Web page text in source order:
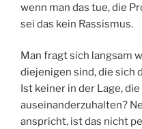
wenn man das tue, die
sei das kein Rassismus.
Man fragt sich langsam
diejenigen sind, die sich
Ist keiner in der Lage,
auseinanderzuhalten?
anspricht, ist das nicht